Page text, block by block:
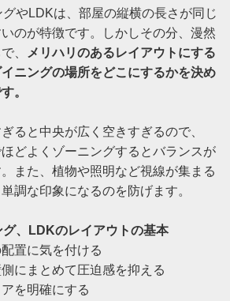
やLDKは、部屋の縦横の長さが同じ
のが特徴です。しかしその分、漫然
、
メリハリのあるレイアウトにする
ニングの場所をどこにするかを決め
。
ると中央が広く空きすぎるので、
どよくゾーニングするとバランスが
また、植物や照明など視線が集まる
調な印象になるのを防げます。
、LDKのレイアウトの基本
置に気を付ける
にまとめて圧迫感を抑える
を明確にする